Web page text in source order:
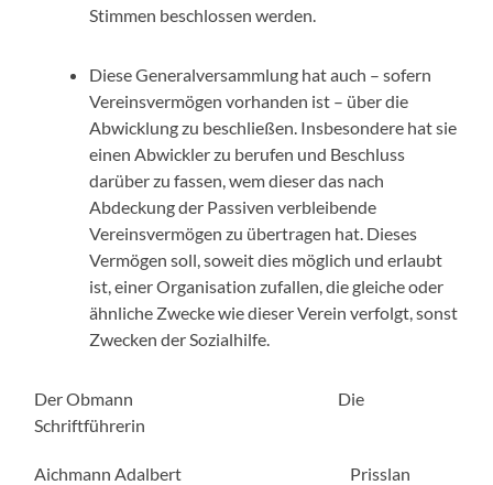
Stimmen beschlossen werden.
Diese Generalversammlung hat auch – sofern
Vereinsvermögen vorhanden ist – über die
Abwicklung zu beschließen. Insbesondere hat sie
einen Abwickler zu berufen und Beschluss
darüber zu fassen, wem dieser das nach
Abdeckung der Passiven verbleibende
Vereinsvermögen zu übertragen hat. Dieses
Vermögen soll, soweit dies möglich und erlaubt
ist, einer Organisation zufallen, die gleiche oder
ähnliche Zwecke wie dieser Verein verfolgt, sonst
Zwecken der Sozialhilfe.
Der Obmann Die
Schriftführerin
Aichmann Adalbert Prisslan